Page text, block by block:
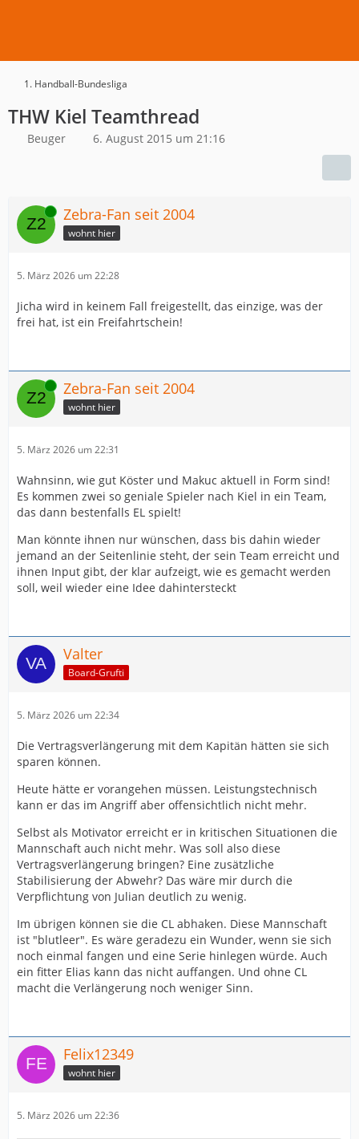
1. Handball-Bundesliga
THW Kiel Teamthread
Beuger 6. August 2015 um 21:16
Online Zebra-Fan seit 2004
wohnt hier
5. März 2026 um 22:28
Jicha wird in keinem Fall freigestellt, das einzige, was der
frei hat, ist ein Freifahrtschein!
Online Zebra-Fan seit 2004
wohnt hier
5. März 2026 um 22:31
Wahnsinn, wie gut Köster und Makuc aktuell in Form sind!
Es kommen zwei so geniale Spieler nach Kiel in ein Team,
das dann bestenfalls EL spielt!
Man könnte ihnen nur wünschen, dass bis dahin wieder
jemand an der Seitenlinie steht, der sein Team erreicht und
ihnen Input gibt, der klar aufzeigt, wie es gemacht werden
soll, weil wieder eine Idee dahintersteckt
Valter
Board-Grufti
5. März 2026 um 22:34
Die Vertragsverlängerung mit dem Kapitän hätten sie sich
sparen können.
Heute hätte er vorangehen müssen. Leistungstechnisch
kann er das im Angriff aber offensichtlich nicht mehr.
Selbst als Motivator erreicht er in kritischen Situationen die
Mannschaft auch nicht mehr. Was soll also diese
Vertragsverlängerung bringen? Eine zusätzliche
Stabilisierung der Abwehr? Das wäre mir durch die
Verpflichtung von Julian deutlich zu wenig.
Im übrigen können sie die CL abhaken. Diese Mannschaft
ist "blutleer". Es wäre geradezu ein Wunder, wenn sie sich
noch einmal fangen und eine Serie hinlegen würde. Auch
ein fitter Elias kann das nicht auffangen. Und ohne CL
macht die Verlängerung noch weniger Sinn.
Felix12349
wohnt hier
5. März 2026 um 22:36